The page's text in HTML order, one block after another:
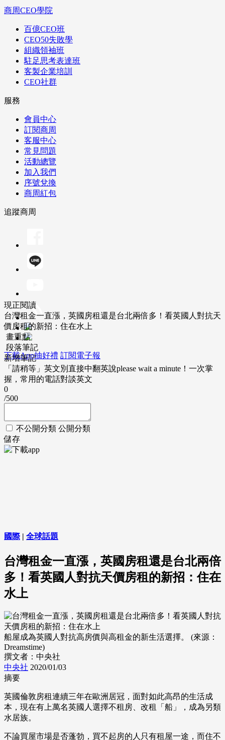
商周CEO學院
百億CEO班
CEO50失敗學
組織領袖班
駐足思考表達班
客製企業培訓
CEO社群
服務
會員中心
訂閱商周
客服中心
常見問題
活動總覽
加入我們
序號兌換
商周紅包
追蹤商周
下載App抽好禮 訂閱電子報
現正閱讀
台灣租金一直漲，英國房租還是台北兩倍多！看英國人對抗天
價房租的新招：住在水上
畫重點
段落筆記
新增筆記
「請稍等」英文別直接中翻英說please wait a minute！一次掌
握，常用的電話對談英文
0
/500
不公開分類 公開分類
儲存
國際| 全球話題
台灣租金一直漲，英國房租還是台北兩倍
多！看英國人對抗天價房租的新招：住在
水上
船屋成為英國人對抗高房價與高租金的新生活選擇。 (來源：
Dreamstime)
撰文者：中央社
中央社 2020/01/03
摘要
英國倫敦房租連續三年在歐洲居冠，面對如此高昂的生活成
本，現在有上萬名英國人選擇不租房、改租「船」，成為另類
水居族。
不論買屋市場是否蓬勃，買不起房的人只有租屋一途，而住不